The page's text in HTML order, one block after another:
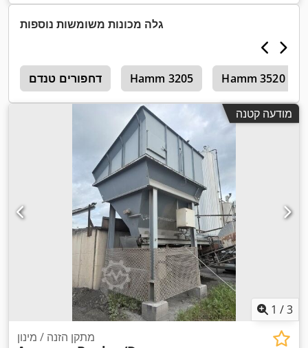
גלה מכונות משומשות נוספות
דחפורים טנדם Hamm 3205 Hamm 3520
מודעה קטנה
1 /3
מתקן הזנה / מינון